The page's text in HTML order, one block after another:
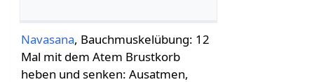
Navasana, Bauchmuskelübung: 12
Mal mit dem Atem Brustkorb
heben und senken: Ausatmen,